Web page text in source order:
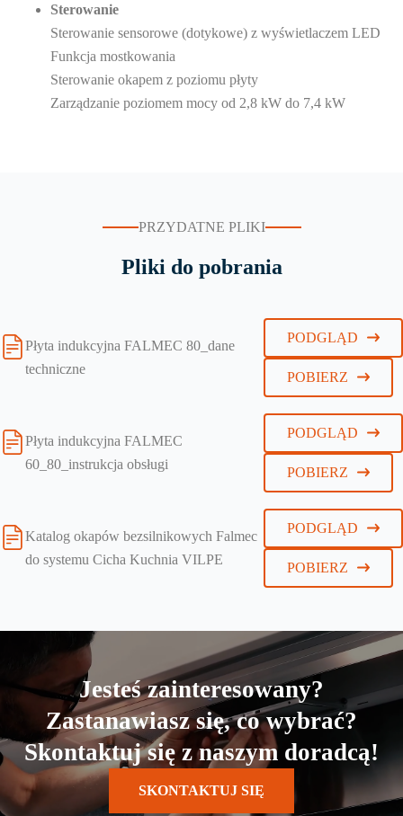
Sterowanie
Sterowanie sensorowe (dotykowe) z wyświetlaczem LED
Funkcja mostkowania
Sterowanie okapem z poziomu płyty
Zarządzanie poziomem mocy od 2,8 kW do 7,4 kW
PRZYDATNE PLIKI
Pliki do pobrania
Płyta indukcyjna FALMEC 80_dane
techniczne
PODGLĄD
POBIERZ
Płyta indukcyjna FALMEC
60_80_instrukcja obsługi
PODGLĄD
POBIERZ
Katalog okapów bezsilnikowych Falmec
do systemu Cicha Kuchnia VILPE
PODGLĄD
POBIERZ
Jesteś zainteresowany?
Zastanawiasz się, co wybrać?
Skontaktuj się z naszym doradcą!
SKONTAKTUJ SIĘ